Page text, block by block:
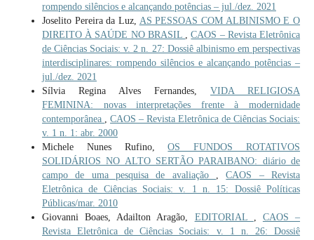
rompendo silêncios e alcançando potências – jul./dez. 2021
Joselito Pereira da Luz, AS PESSOAS COM ALBINISMO E O
DIREITO À SAÚDE NO BRASIL
,CAOS – Revista Eletrônica
de Ciências Sociais: v. 2 n. 27: Dossiê albinismo em perspectivas
interdisciplinares: rompendo silêncios e alcançando potências –
jul./dez. 2021
Sílvia Regina Alves Fernandes,VIDA RELIGIOSA
FEMININA: novas interpretações frente à modernidade
contemporânea
CAOS – Revista Eletrônica de Ciências Sociais:
v. 1 n. 1: abr. 2000
Michele Nunes Rufino,OS FUNDOS ROTATIVOS
SOLIDÁRIOS NO ALTO SERTÃO PARAIBANO: diário de
campo de uma pesquisa de avaliação
,CAOS – Revista
Eletrônica de Ciências Sociais: v. 1 n. 15: Dossiê Políticas
Públicas/mar. 2010
Giovanni Boaes, Adailton Aragão, EDITORIAL
CAOS –
Revista Eletrônica de Ciências Sociais: v. 1 n. 26: Dossiê